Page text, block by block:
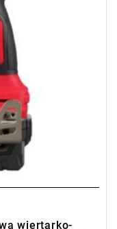
NIP.
wiertarko-